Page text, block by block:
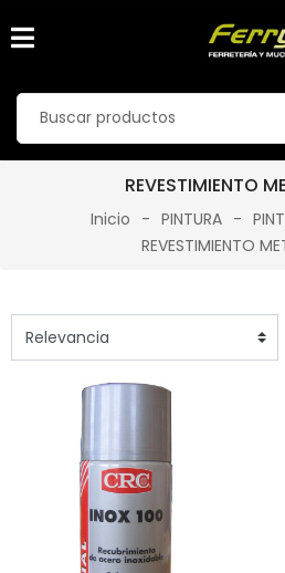
REVESTIMIENTO
Inicio PINTURA
REVESTIMIENTO